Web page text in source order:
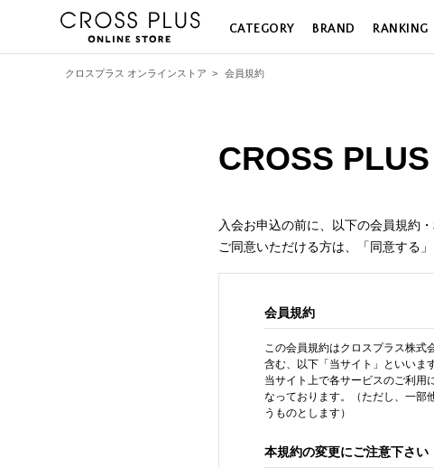
CATEGORY BRAND RANKING
クロスプラス オンラインストア > 会員規約
CROSS
入会お申込の前に、以下の会員規約
ご同意いただける方は、「同意する
会員規約
この会員規約はクロスプラス株式
含む、以下「当サイト」といいま
当サイト上で各サービスのご利用
なっております。（ただし、一部
うものとします）
本規約の変更にご注意下さい